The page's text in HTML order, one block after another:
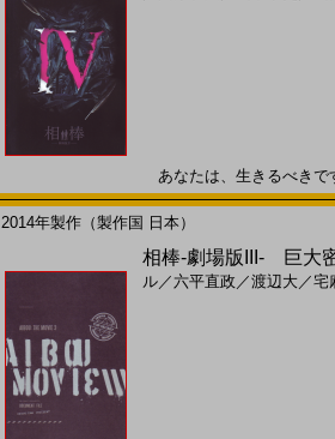
あなたは、生きるべき
2014年製作（製作国 日本）
相棒-劇場版III- 巨大
ル／ 六平直政 ／渡辺大／宅